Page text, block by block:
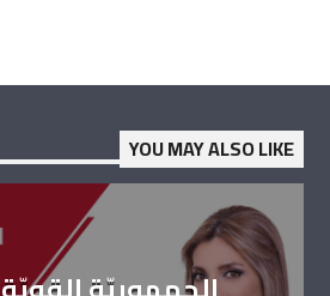
YOU MAY ALSO LIKE